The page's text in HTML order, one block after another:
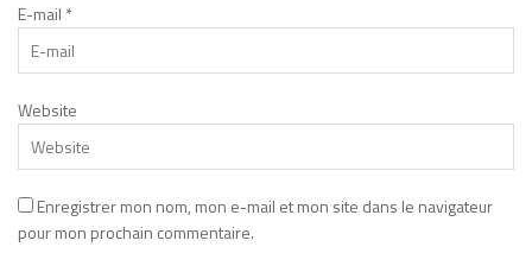
E-mail *
Website
Enregistrer mon nom, mon e-mail et mon site dans le navigateur
pour mon prochain commentaire.